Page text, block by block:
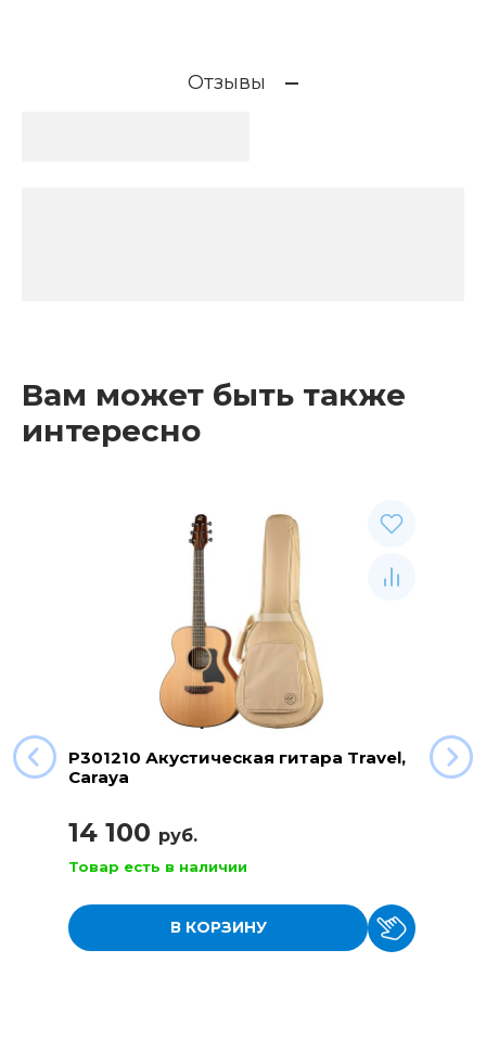
Отзывы
Вам может быть также
интересно
P301210 Акустическая гитара Travel,
Caraya
14 100 руб.
Товар есть в наличии
В КОРЗИНУ